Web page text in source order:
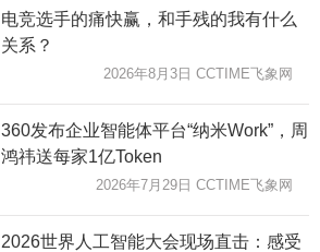
电竞选手的痛快赢，和手残的我有什么
关系？
2026年8月3日 CCTIME飞象网
360发布企业智能体平台“纳米Work”，周
鸿祎送每家1亿Token
2026年7月29日 CCTIME飞象网
2026世界人工智能大会现场直击：感受